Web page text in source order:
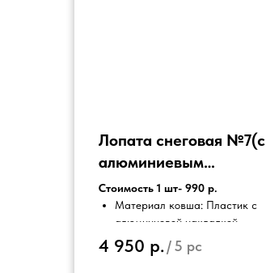
Лопата снеговая №7(с
алюминиевым
наконечником и
алюминиевым
черенком)
Стоимость 1 шт- 990 р.
Материал ковша: Пластик с
алюминиевой накладкой
Материал черенка -
алюминий
4 950 р./5 pc